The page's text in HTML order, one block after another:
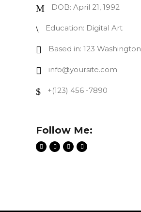
DOB: April 21, 1992
Education: Digital Art
Based in: 123 Washington
info@yoursite.com
+(123) 456 -7890
Follow Me: